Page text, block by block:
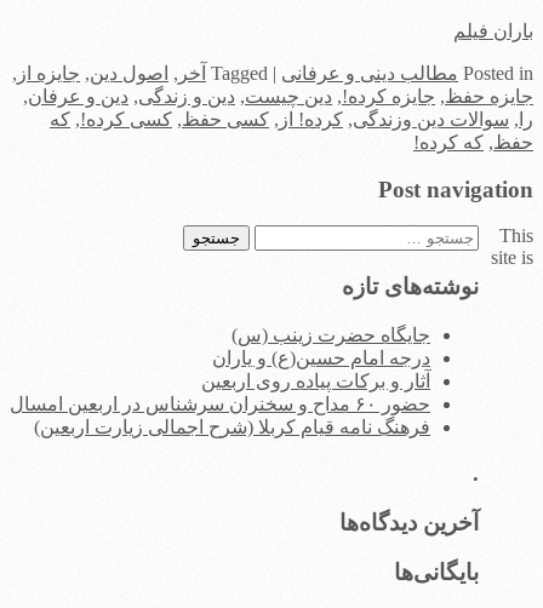
باران فیلم
Posted in مطالب دینی و عرفانی |
Tagged آخر , اصول دین, جایزه از ,
جایزه حفظ, جایزه کرده!, دین چیست, دین و زندگی, دین و عرفان,
را , سوالات دین وزندگی, کرده! از , کسی حفظ, کسی کرده!, که
حفظ, که کرده!
Post navigation
جستجو
نوشته‌های تازه
جایگاه حضرت زینب (س)
درجه امام حسین(ع) و یاران
آثار و برکات پیاده روی اربعین
حضور ۶۰ مداح و سخنران سرشناس در اربعین امسال
فرهنگ نامه قیام کربلا (شرح اجمالی زیارت اربعین)
.
آخرین دیدگاه‌ها
بایگانی‌ها
This
site is